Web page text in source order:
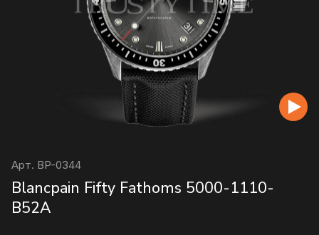
Арт. BP-0344
Blancpain Fifty Fathoms 5000-1110-
B52A